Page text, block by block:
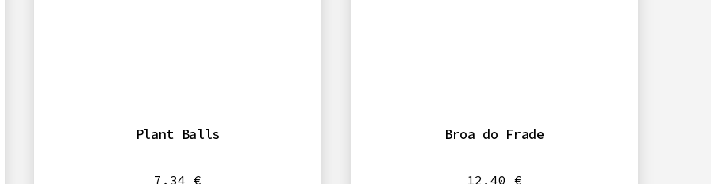
Plant Balls
7,34 €
Broa do Frade
12,40 €